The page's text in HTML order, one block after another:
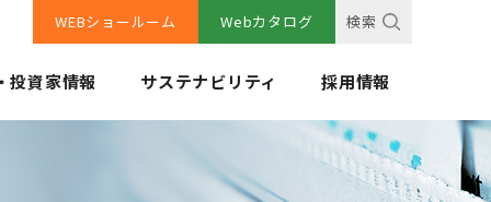
WEBショールーム Webカタログ 検索
投資家情報 サステナビリティ 採用情報